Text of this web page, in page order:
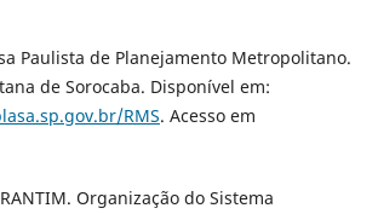
Paulista de Planejamento Metropolitano.
de Sorocaba. Disponível em:
RMS. Acesso em
Organização do Sistema